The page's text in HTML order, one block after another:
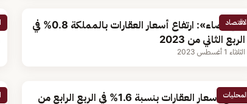
الاقتصاد
«الإحصاء»: ارتفاع أسعار العقارات بالمملكة 0.8% في
الربع الثاني من 2023
الثلاثاء 1 أغسطس 2023
المحليات
ارتفاع أسعار العقارات بنسبة 1.6% في الربع الرابع من